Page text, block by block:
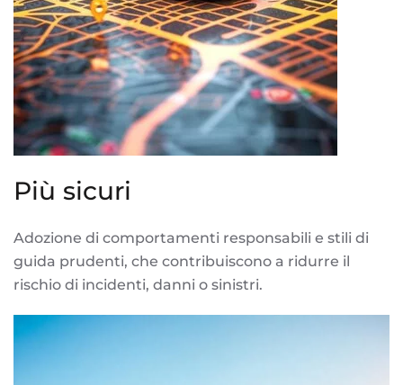
Più sicuri
Adozione di comportamenti responsabili e stili di
guida prudenti, che contribuiscono a ridurre il
rischio di incidenti, danni o sinistri.